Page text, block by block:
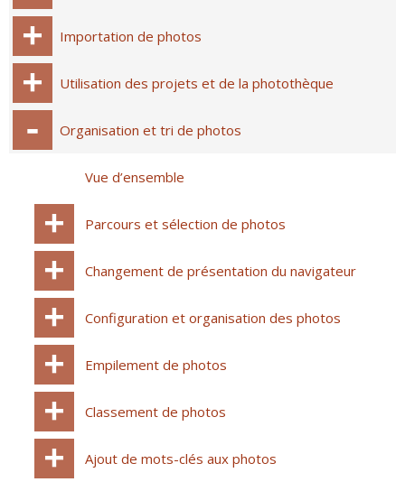
Importation de photos
Utilisation des projets et de la photothèque
Organisation et tri de photos
Vue d’ensemble
Parcours et sélection de photos
Changement de présentation du navigateur
Configuration et organisation des photos
Empilement de photos
Classement de photos
Ajout de mots-clés aux photos